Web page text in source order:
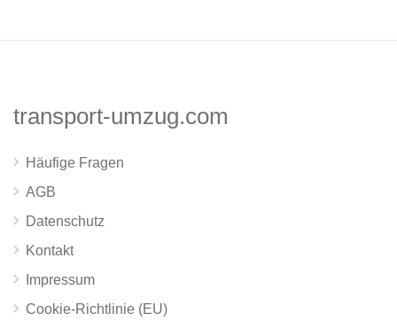
transport-umzug.com
Häufige Fragen
AGB
Datenschutz
Kontakt
Impressum
Cookie-Richtlinie (EU)